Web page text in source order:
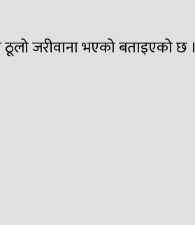
ठूलो जरीवाना भएको बताइएको छ ।